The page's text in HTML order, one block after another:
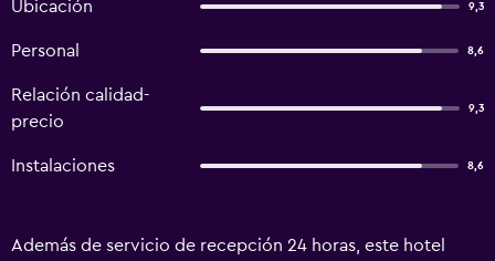
Ubicación 9,3
Personal 8,6
Relación calidad-
precio
9,3
Instalaciones 8,6
Además de servicio de recepción 24 horas, este hotel